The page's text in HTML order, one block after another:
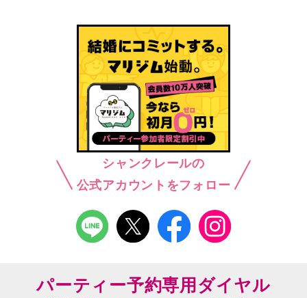
シャンクレールの
公式アカウントをフォロー
パーティー予約専用ダイヤル